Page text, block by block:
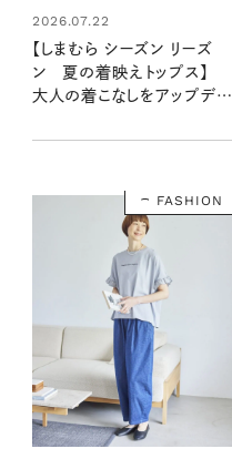
2026.07.22
【しまむら シーズン リーズ
ン 夏の着映えトップス】
大人の着こなしをアップデー
ー」に注目♡
FASHION